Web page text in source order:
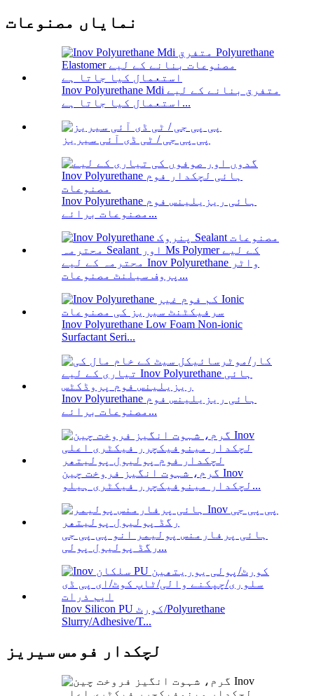
نمایاں مصنوعات
Inov Polyurethane Mdi متفرق بنانے کے لیے
استعمال کیا جاتا ہے...
پی پی جی / ٹی ڈی آئی سیریز
Inov Polyurethane ہائی ریزیلینس فوم
مصنوعات برائے...
محترمہ کے لیے Inov Polyurethane واٹر
پروف سیلنٹ مصنوعات...
Inov Polyurethane Low Foam Non-ionic
Surfactant Seri...
Inov Polyurethane ہائی ریزیلینس فوم
مصنوعات برائے...
گرم، شہوت انگیز فروخت چین Inov
لچکدار مینوفیکچرر فیکٹری ہیلو...
ہائی پرفارمنس پولیمر انو پی پی جی
رگڈ پولیول پولی...
Inov Silicon PU کورٹ/Polyurethane
Slurry/Adhesive/T...
لچکدار فومس سیریز